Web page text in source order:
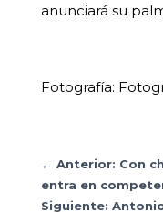
anunciará su
Fotografía:
← Anterior: Con
entra en
Siguiente: